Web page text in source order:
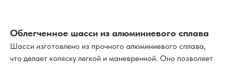
Облегченное шасси из алюминиевого сплава
Шасси изготовлено из прочного алюминиевого сплава,
что делает коляску легкой и маневренной. Оно позволяет